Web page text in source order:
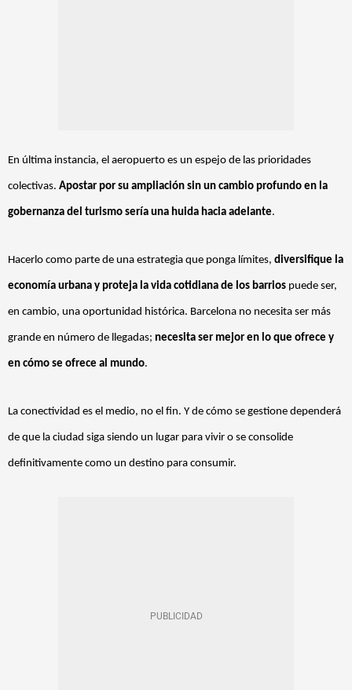
En última instancia, el aeropuerto es un espejo de las prioridades
colectivas. Apostar por su ampliación sin un cambio profundo en la
gobernanza del turismo sería una huida hacia adelante.
Hacerlo como parte de una estrategia que ponga límites, diversifique la
economía urbana y proteja la vida cotidiana de los barrios puede ser,
en cambio, una oportunidad histórica. Barcelona no necesita ser más
grande en número de llegadas; necesita ser mejor en lo que ofrece y
en cómo se ofrece al mundo.
La conectividad es el medio, no el fin. Y de cómo se gestione dependerá
de que la ciudad siga siendo un lugar para vivir o se consolide
definitivamente como un destino para consumir.